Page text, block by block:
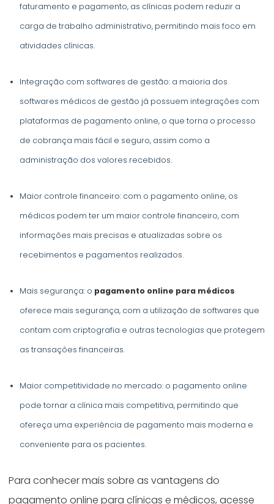
faturamento e pagamento, as clínicas podem reduzir a
carga de trabalho administrativo, permitindo mais foco em
atividades clínicas.
Integração com softwares de gestão: a maioria dos
softwares médicos de gestão já possuem integrações com
plataformas de pagamento online, o que torna o processo
de cobrança mais fácil e seguro, assim como a
administração dos valores recebidos.
Maior controle financeiro: com o pagamento online, os
médicos podem ter um maior controle financeiro, com
informações mais precisas e atualizadas sobre os
recebimentos e pagamentos realizados.
Mais segurança: o pagamento online para médicos
oferece mais segurança, com a utilização de softwares que
contam com criptografia e outras tecnologias que protegem
as transações financeiras.
Maior competitividade no mercado: o pagamento online
pode tornar a clínica mais competitiva, permitindo que
ofereça uma experiência de pagamento mais moderna e
conveniente para os pacientes.
Para conhecer mais sobre as vantagens do
pagamento online para clínicas e médicos, acesse